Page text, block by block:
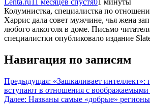
Lenta.ru11 месяцев спустя01 минуты
Колумнистка, специалистка по
Харрис дала совет мужчине, чья жена
любого алкоголя в доме. Письмо
специалистки опубликовало издание
Навигация по записям
Предыдущая: «Зашкаливает интеллект»:
вступают в отношения с воображаемыми
Далее: Названы самые «добрые»